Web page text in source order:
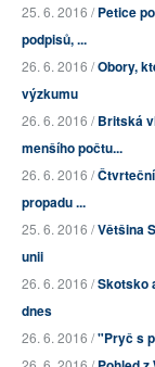
25. 6. 2016 /Petice
podpisů, ...
26. 6. 2016 /Obory,
výzkumu
26. 6. 2016 /Britská
menšího počtu...
26. 6. 2016 /
propadu ...
25. 6. 2016 /Většina
unii
26. 6. 2016 /Skotsko
dnes
26. 6. 2016 /"Pryč s